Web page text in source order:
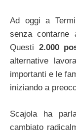
Ad oggi a
senza contarne
Questi 2.000
alternative
importanti e le
iniziando a
Scajola ha
cambiato